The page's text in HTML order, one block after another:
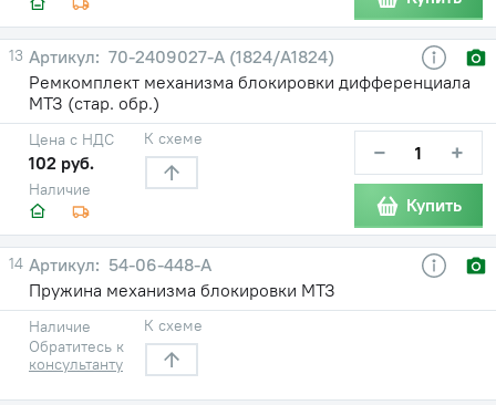
13
70-2409027-А (1824/А1824)
Ремкомплект механизма блокировки дифференциала
МТЗ (стар. обр.)
Наличие
Цена с НДС
102 руб.
К схеме − +
Купить
14
54-06-448-А
Пружина механизма блокировки МТЗ
Наличие
Обратитесь к
консультанту
К схеме